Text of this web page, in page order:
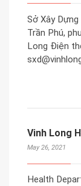
Sở Xây
Trần Phú,
Long Điện
Vinh Long
May 26, 2021
Health